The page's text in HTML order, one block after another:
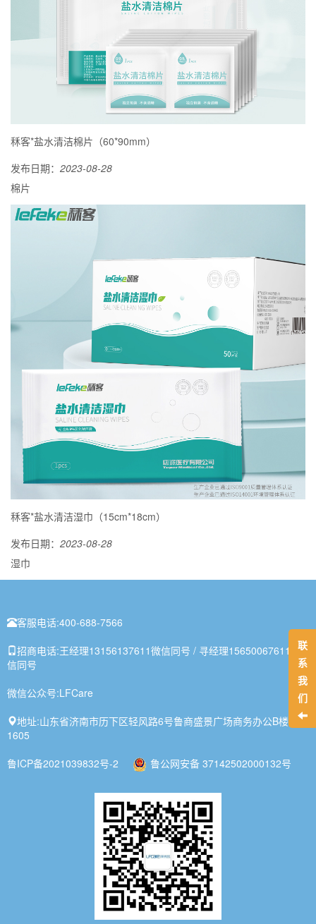
秝客*盐水清洁棉片（60*90mm）
发布日期： 2023-08-28
棉片
秝客*盐水清洁湿巾（15cm*18cm）
发布日期： 2023-08-28
湿巾
客服电话:400-688-7566
招商电话:王经理13156137611微信同号 / 寻经理15650067611微
信同号
微信公众号:LFCare
地址:山东省济南市历下区轻风路6号鲁商盛景广场商务办公B楼1-
1605
鲁ICP备2021039832号-2
鲁公网安备 37142502000132号
联
系
我
们